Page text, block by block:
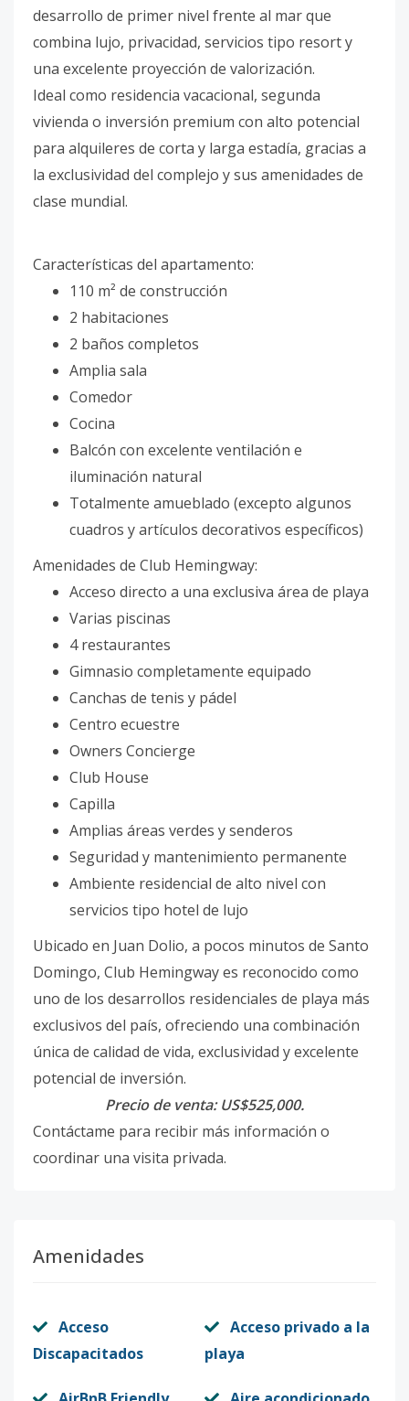
desarrollo de primer nivel frente al mar que
combina lujo, privacidad, servicios tipo resort y
una excelente proyección de valorización.
Ideal como residencia vacacional, segunda
vivienda o inversión premium con alto potencial
para alquileres de corta y larga estadía, gracias a
la exclusividad del complejo y sus amenidades de
clase mundial.
Características del apartamento:
110 m² de construcción
2 habitaciones
2 baños completos
Amplia sala
Comedor
Cocina
Balcón con excelente ventilación e
iluminación natural
Totalmente amueblado (excepto algunos
cuadros y artículos decorativos específicos)
Amenidades de Club Hemingway:
Acceso directo a una exclusiva área de playa
Varias piscinas
4 restaurantes
Gimnasio completamente equipado
Canchas de tenis y pádel
Centro ecuestre
Owners Concierge
Club House
Capilla
Amplias áreas verdes y senderos
Seguridad y mantenimiento permanente
Ambiente residencial de alto nivel con
servicios tipo hotel de lujo
Ubicado en Juan Dolio, a pocos minutos de Santo
Domingo, Club Hemingway es reconocido como
uno de los desarrollos residenciales de playa más
exclusivos del país, ofreciendo una combinación
única de calidad de vida, exclusividad y excelente
potencial de inversión.
Precio de venta: US$525,000.
Contáctame para recibir más información o
coordinar una visita privada.
Amenidades
Acceso
Discapacitados
Acceso privado a la
playa